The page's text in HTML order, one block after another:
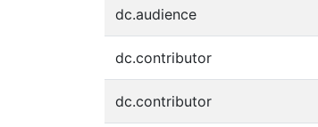
dc.audience
dc.contributor
dc.contributor